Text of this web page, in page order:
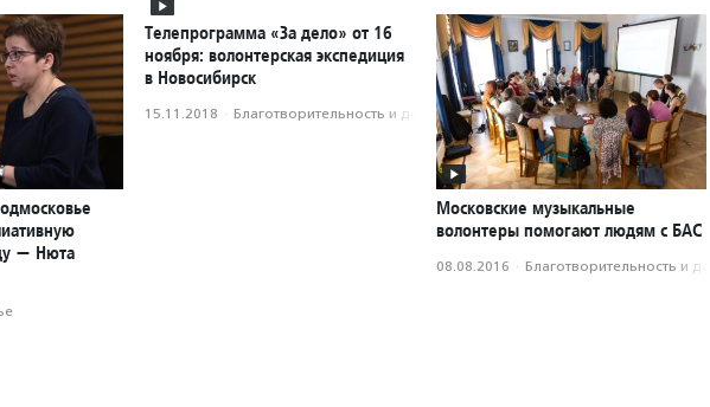
— Нюта
Телепрограмма «За дело» от 16
ноября: волонтерская экспедиция
в Новосибирск
15.11.2018 · Благотвори­тель­ность и доброволь­чест­во
Московские музыкальные
волонтеры помогают людям с БАС
08.08.2016 · Благотвори­тель­ность и